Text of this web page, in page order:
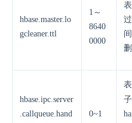
hbase.master.lo
gcleaner.ttl
1～
8640
0000
删
hbase.ipc.server
.callqueue.hand
0~1